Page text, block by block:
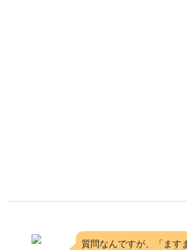
質問なんですが、「ます